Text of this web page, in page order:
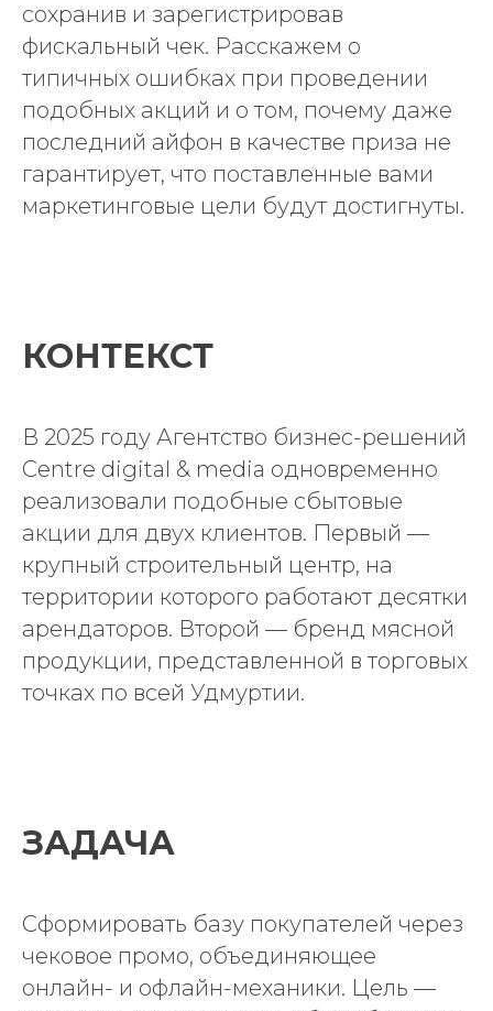
сохранив и зарегистрировав
фискальный чек. Расскажем о
типичных ошибках при проведении
подобных акций и о том, почему даже
последний айфон в качестве приза не
гарантирует, что поставленные вами
маркетинговые цели будут достигнуты.
КОНТЕКСТ
В 2025 году Агентство бизнес-решений
Centre digital & media одновременно
реализовали подобные сбытовые
акции для двух клиентов. Первый —
крупный строительный центр, на
территории которого работают десятки
арендаторов. Второй — бренд мясной
продукции, представленной в торговых
точках по всей Удмуртии.
ЗАДАЧА
Сформировать базу покупателей через
чековое промо, объединяющее
онлайн- и офлайн-механики. Цель —